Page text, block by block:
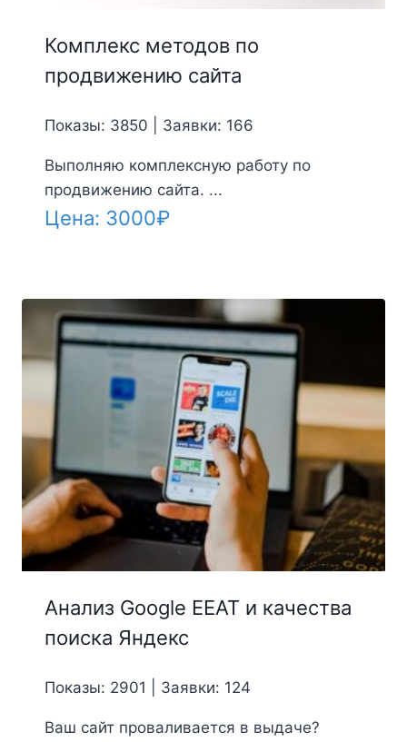
Комплекс методов по
продвижению сайта
Показы: 3850 | Заявки: 166
Выполняю комплексную работу по
продвижению сайта. ...
Цена: 3000₽
Анализ Google EEAT и качества
поиска Яндекс
Показы: 2901 | Заявки: 124
Ваш сайт проваливается в выдаче?